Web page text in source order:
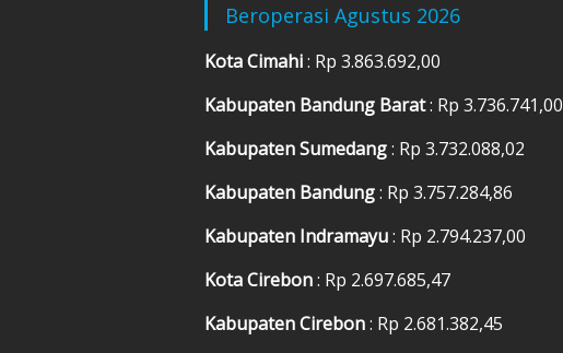
Beroperasi Agustus 2026
Kota Cimahi: Rp 3.863.692,00
Kabupaten Bandung Barat: Rp 3.736.741,00
Kabupaten Sumedang: Rp 3.732.088,02
Kabupaten Bandung: Rp 3.757.284,86
Kabupaten Indramayu: Rp 2.794.237,00
Kota Cirebon: Rp 2.697.685,47
Kabupaten Cirebon: Rp 2.681.382,45